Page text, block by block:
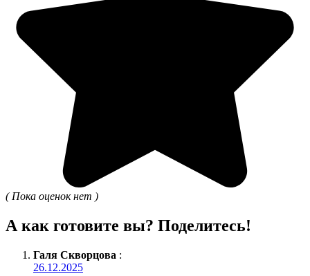
( Пока оценок нет )
А как готовите вы? Поделитесь!
Галя Скворцова :
26.12.2025